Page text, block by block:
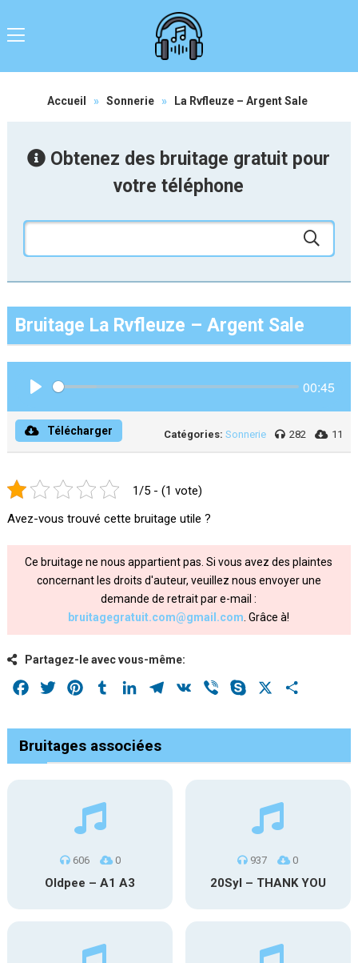
Accueil » Sonnerie » La Rvfleuze – Argent Sale
Obtenez des bruitage gratuit pour
votre téléphone
Bruitage La Rvfleuze – Argent Sale
00:45
Télécharger Catégories: Sonnerie 282 11
1/5 - (1 vote)
Avez-vous trouvé cette bruitage utile ?
Ce bruitage ne nous appartient pas. Si vous avez des plaintes
concernant les droits d'auteur, veuillez nous envoyer une
demande de retrait par e-mail :
bruitagegratuit.com@gmail.com . Grâce à!
Partagez-le avec vous-même:
Facebook
Twitter PinterestTumblrLinkedInTelegram
VK Viber Skype
Bruitages associées
606 0
Oldpee – A1 A3
937 0
20Syl – THANK YOU